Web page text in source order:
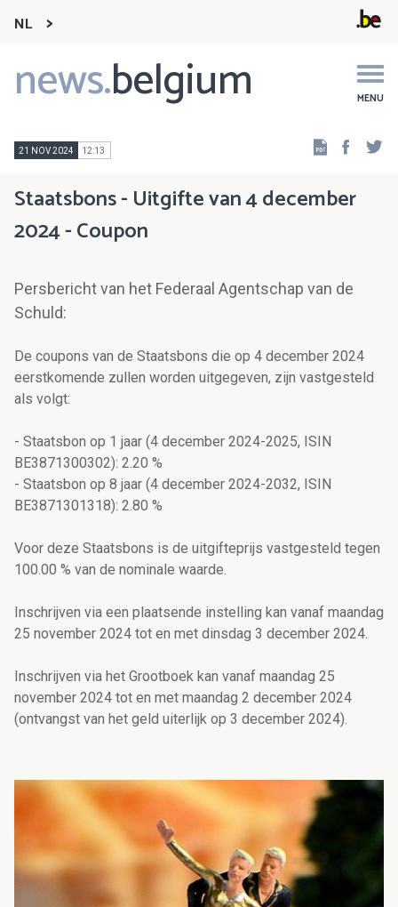
NL
news.belgium MENU
Main
navigation
21 NOV 2024 12:13
Staatsbons - Uitgifte van 4 december
2024 - Coupon
Persbericht van het Federaal Agentschap van de
Schuld:
De coupons van de Staatsbons die op 4 december 2024
eerstkomende zullen worden uitgegeven, zijn vastgesteld
als volgt:
- Staatsbon op 1 jaar (4 december 2024-2025, ISIN
BE3871300302): 2.20 %
- Staatsbon op 8 jaar (4 december 2024-2032, ISIN
BE3871301318): 2.80 %
Voor deze Staatsbons is de uitgifteprijs vastgesteld tegen
100.00 % van de nominale waarde.
Inschrijven via een plaatsende instelling kan vanaf maandag
25 november 2024 tot en met dinsdag 3 december 2024.
Inschrijven via het Grootboek kan vanaf maandag 25
november 2024 tot en met maandag 2 december 2024
(ontvangst van het geld uiterlijk op 3 december 2024).